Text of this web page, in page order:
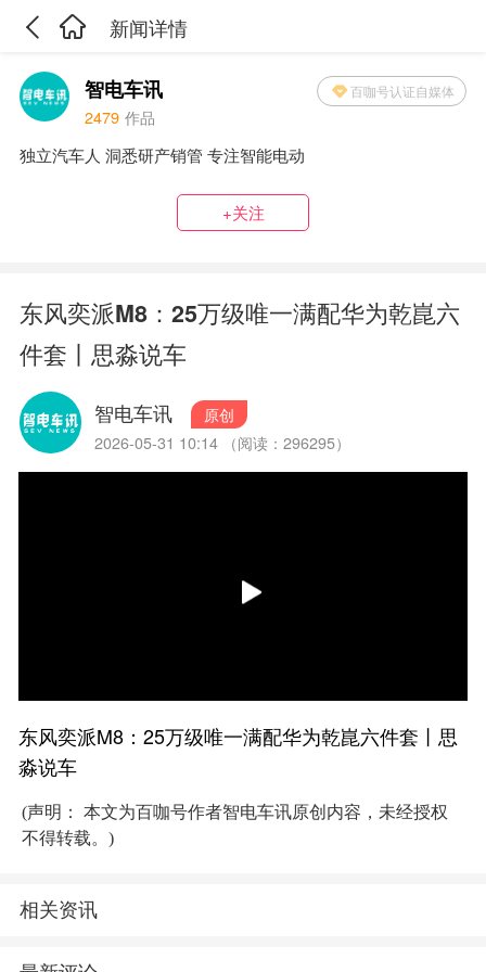
新闻详情
智电车讯 百咖号认证自媒体
2479 作品
独立汽车人 洞悉研产销管 专注智能电动
+关注
东风奕派M8：25万级唯一满配华为乾崑六
件套丨思淼说车
智电车讯
原创
2026-05-31 10:14 （阅读：296295）
东风奕派M8：25万级唯一满配华为乾崑六件套丨思
淼说车
(声明： 本文为百咖号作者智电车讯原创内容，未经授权
不得转载。)
相关资讯